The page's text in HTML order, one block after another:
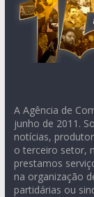
A Agência de
junho de 2011.
notícias,
o terceiro setor,
prestamos
na organização
partidárias ou